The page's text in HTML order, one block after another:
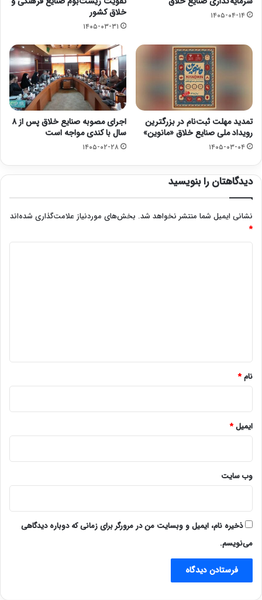
۱۴۰۵-۰۴-۱۴
خلاق کشور
۱۴۰۵-۰۳-۳۱
تمدید مهلت ثبت‌نام در بزرگترین
رویداد ملی صنایع خلاق «مانوین»
۱۴۰۵-۰۳-۰۴
اجرای مصوبه صنایع خلاق پس از ۸
سال با کندی مواجه است
۱۴۰۵-۰۲-۲۸
دیدگاهتان را بنویسید
نشانی ایمیل شما منتشر نخواهد شد. بخش‌های موردنیاز علامت‌گذاری شده‌اند
*
نام*
ایمیل*
وب‌ سایت
ذخیره نام، ایمیل و وبسایت من در مرورگر برای زمانی که دوباره دیدگاهی
می‌نویسم.